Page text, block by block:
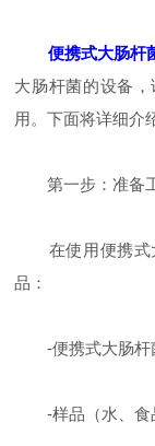
便携式大肠杆
大肠杆菌的设备
用。下面将详细介
第一步：准备
在使用便携式
品：
-便携式大肠杆
-样品（水、食